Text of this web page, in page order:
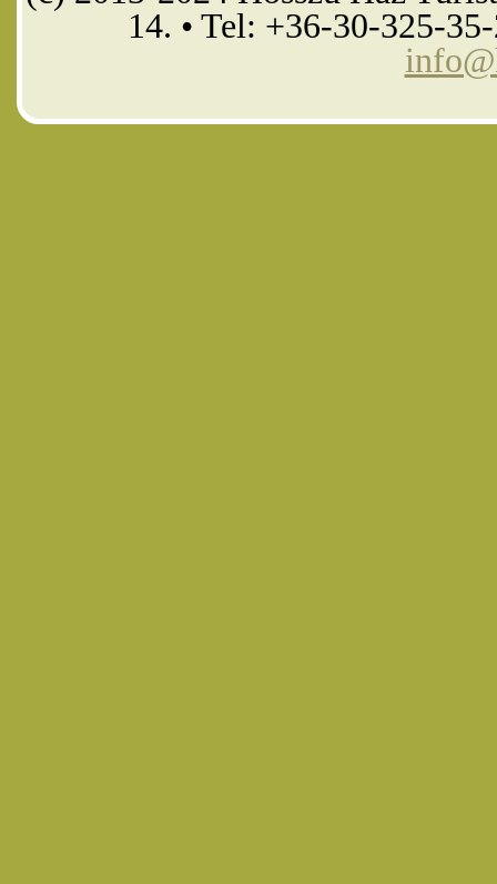
14. • Tel: +36-30-325-